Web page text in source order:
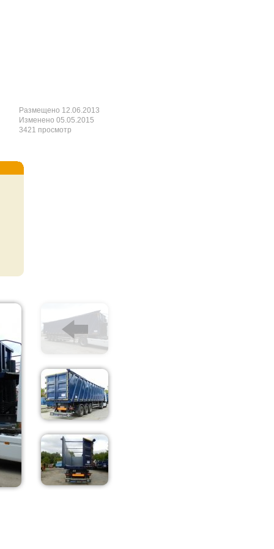
Размещено 12.06.2013
Изменено 05.05.2015
3421 просмотр